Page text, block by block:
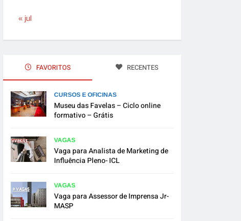
« jul
FAVORITOS RECENTES
CURSOS E OFICINAS
Museu das Favelas – Ciclo online
formativo – Grátis
VAGAS
Vaga para Analista de Marketing de
Influência Pleno- ICL
VAGAS
Vaga para Assessor de Imprensa Jr-
MASP